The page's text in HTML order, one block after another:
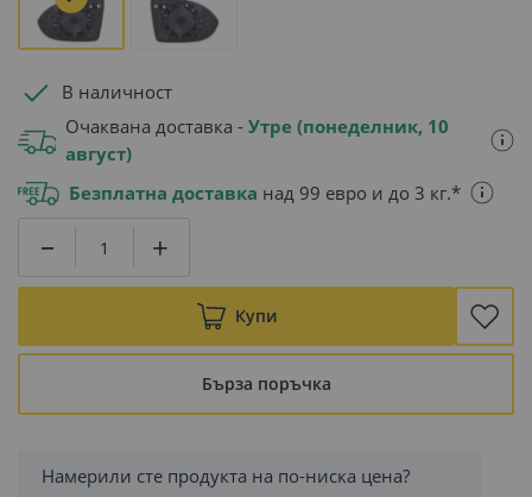
В наличност
Очаквана доставка - Утре (понеделник, 10
август)
Безплатна доставка над 99 евро и до 3 кг.*
Купи
Бърза поръчка
Намерили сте продукта на по-ниска цена?